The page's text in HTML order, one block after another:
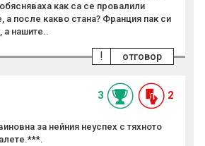
как са се провалили
а после какво стана? Франция пак си
а нашите..
отговор
!
3 2
за нейния неуспех с тяхното